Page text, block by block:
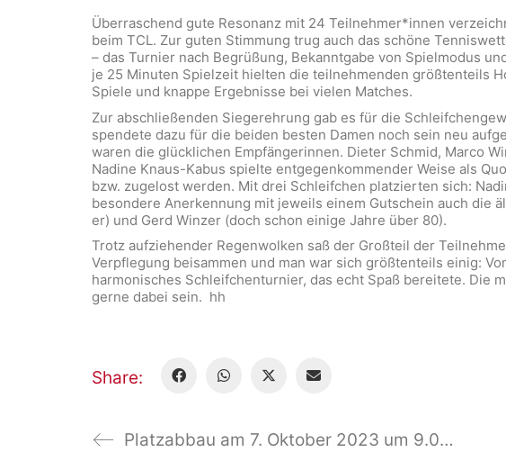
Überraschend gute Resonanz mit 24 Teilnehmer*innen
beim TCL. Zur guten Stimmung trug auch das schöne
– das Turnier nach Begrüßung, Bekanntgabe von Spielmodus
je 25 Minuten Spielzeit hielten die teilnehmenden größtenteils
Spiele und knappe Ergebnisse bei vielen Matches.
Zur abschließenden Siegerehrung gab es für die
spendete dazu für die beiden besten Damen noch sein neu
waren die glücklichen Empfängerinnen. Dieter Schmid, Marco
Nadine Knaus-Kabus spielte entgegenkommender Weise als
bzw. zugelost werden. Mit drei Schleifchen platzierten sich:
besondere Anerkennung mit jeweils einem Gutschein auch die
er) und Gerd Winzer (doch schon einige Jahre über 80).
Trotz aufziehender Regenwolken saß der Großteil der
Verpflegung beisammen und man war sich größtenteils einig:
harmonisches Schleifchenturnier, das echt Spaß bereitete.
gerne dabei sein. hh
Share:
Platzabbau am 7. Oktober 2023 um 9.00 Uhr